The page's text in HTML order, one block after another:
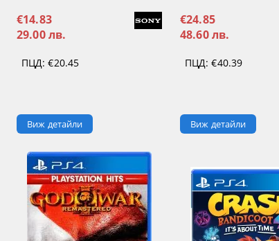
€14.83
29.00 лв.
ПЦД: €20.45
Виж детайли
€24.85
48.60 лв.
ПЦД: €40.39
Виж детайли